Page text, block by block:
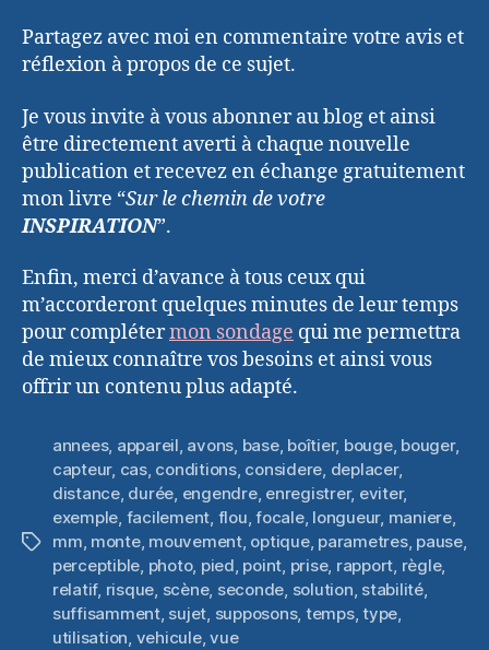
Partagez avec moi en commentaire votre avis et
réflexion à propos de ce sujet.
Je vous invite à vous abonner au blog et ainsi
être directement averti à chaque nouvelle
publication et recevez en échange gratuitement
mon livre “Sur le chemin de votre
INSPIRATION”.
Enfin, merci d’avance à tous ceux qui
m’accorderont quelques minutes de leur temps
pour complétermon sondage qui me permettra
de mieux connaître vos besoins et ainsi vous
offrir un contenu plus adapté.
Étiquettes
annees, appareil, avons, base, boîtier, bouge, bouger,
capteur, cas, conditions, considere, deplacer,
distance, durée, engendre, enregistrer, eviter,
exemple, facilement, flou,focale, longueur, maniere,
mm, monte, mouvement, optique, parametres, pause,
perceptible, photo, pied, point, prise, rapport, règle,
relatif, risque, scène, seconde, solution, stabilité,
suffisamment, sujet, supposons, temps,type,
utilisation, vehicule,vue